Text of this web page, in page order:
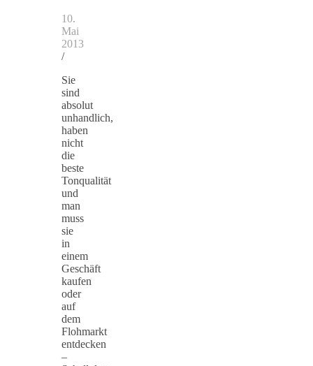
10.
Mai
2013
/
Sie
sind
absolut
unhandlich,
haben
nicht
die
beste
Tonqualität
und
man
muss
sie
in
einem
Geschäft
kaufen
oder
auf
dem
Flohmarkt
entdecken
–